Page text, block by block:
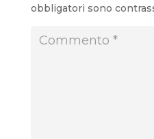
obbligatori sono